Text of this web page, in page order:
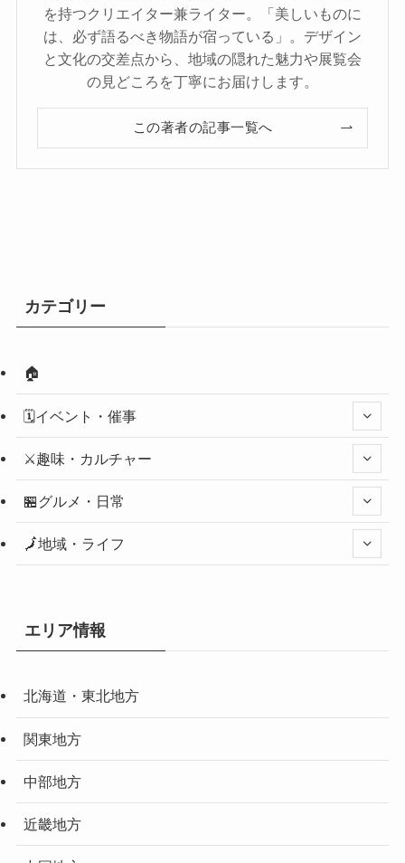
を持つクリエイター兼ライター。「美しいものに
は、必ず語るべき物語が宿っている」。デザイン
と文化の交差点から、地域の隠れた魅力や展覧会
の見どころを丁寧にお届けします。
この著者の記事一覧へ
カテゴリー
🏠
🗓️イベント・催事
⚔️趣味・カルチャー
🏪グルメ・日常
🗾地域・ライフ
エリア情報
北海道・東北地方
関東地方
中部地方
近畿地方